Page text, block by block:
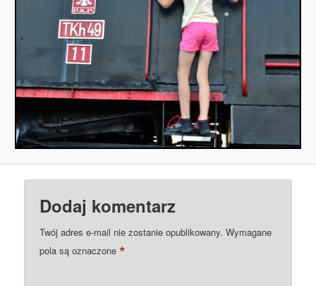
Dodaj komentarz
Twój adres e-mail nie zostanie opublikowany. Wymagane
pola są oznaczone*